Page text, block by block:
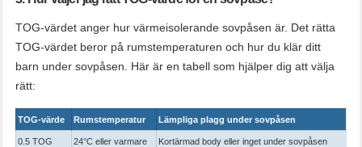
TOG-värdet anger hur värmeisolerande sovpåsen är. Det rätta
TOG-värdet beror på rumstemperaturen och hur du klär ditt
barn under sovpåsen. Här är en tabell som hjälper dig att välja
rätt:
TOG-värde Rumstemperatur Lämpliga plagg under sovpåsen
0.5 TOG 24°C eller varmare Kortärmad body eller inget under sovpåsen